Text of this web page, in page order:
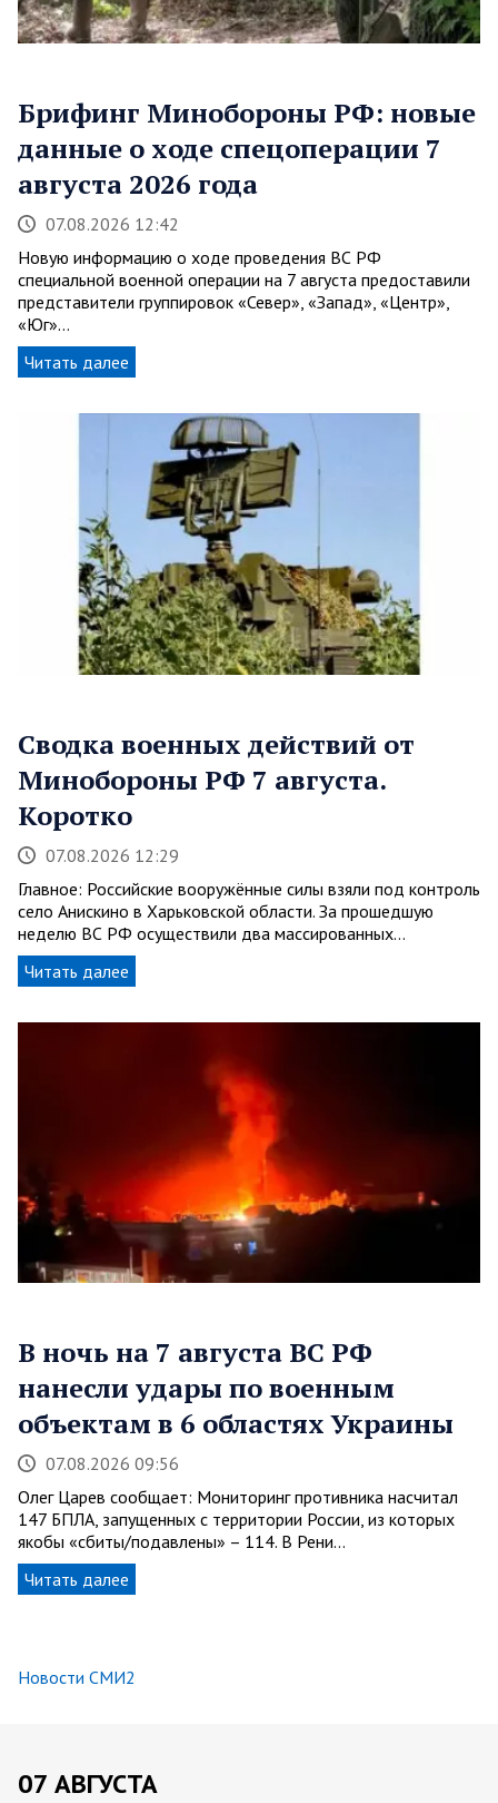
Брифинг Минобороны РФ: новые
данные о ходе спецоперации 7
августа 2026 года
07.08.2026 12:42
Новую информацию о ходе проведения ВС РФ
специальной военной операции на 7 августа предоставили
представители группировок «Север», «Запад», «Центр»,
«Юг»…
Читать далее
Сводка военных действий от
Минобороны РФ 7 августа.
Коротко
07.08.2026 12:29
Главное: Российские вооружённые силы взяли под контроль
село Анискино в Харьковской области. За прошедшую
неделю ВС РФ осуществили два массированных…
Читать далее
В ночь на 7 августа ВС РФ
нанесли удары по военным
объектам в 6 областях Украины
07.08.2026 09:56
Олег Царев сообщает: Мониторинг противника насчитал
147 БПЛА, запущенных с территории России, из которых
якобы «сбиты/подавлены» – 114. В Рени…
Читать далее
Новости СМИ2
07 АВГУСТА